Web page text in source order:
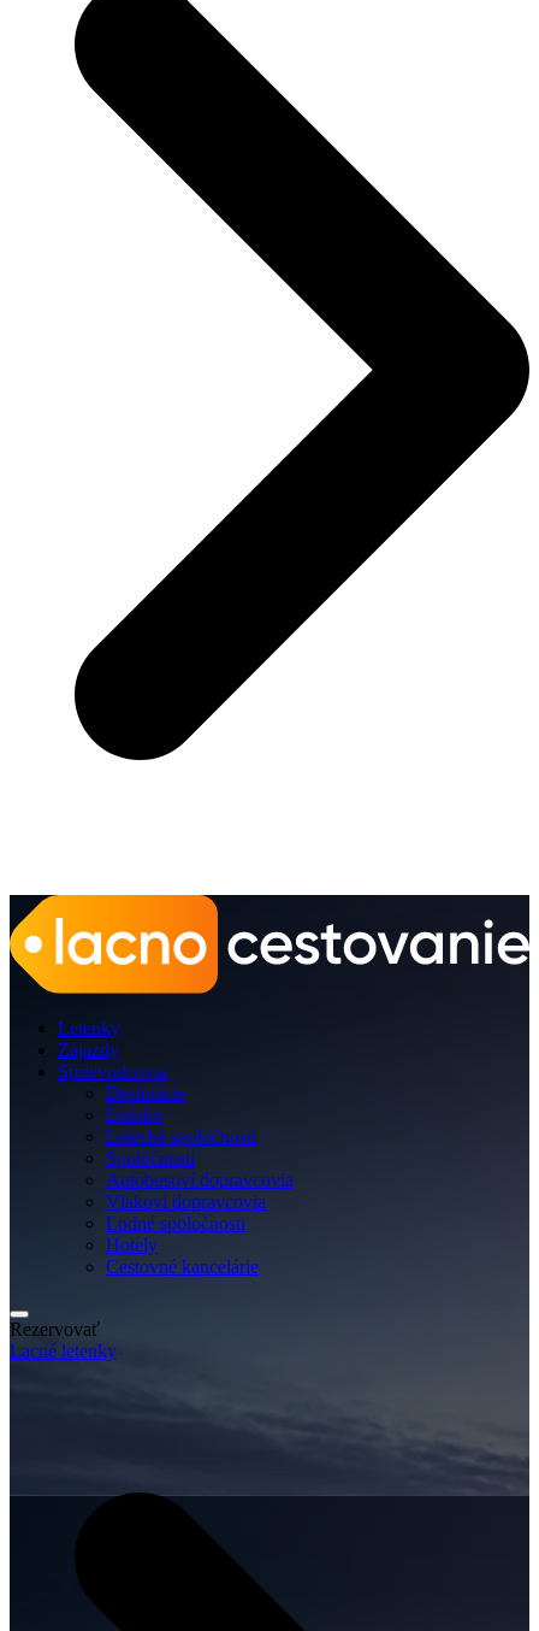
Letenky
Zájazdy
Sprievodcovia
Destinácie
Letisko
Letecké spoločnosti
Spoločnosti
Autobusoví dopravcovia
Vlakoví dopravcovia
Lodné spoločnosti
Hotely
Cestovné kancelárie
Rezervovať
Lacné letenky